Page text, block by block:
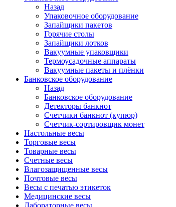
Назад
Упаковочное оборудование
Запайщики пакетов
Горячие столы
Запайщики лотков
Вакуумные упаковщики
Термоусадочные аппараты
Вакуумные пакеты и плёнки
Банковское оборудование
Назад
Банковское оборудование
Детекторы банкнот
Cчетчики банкнот (купюр)
Счетчик-сортировщик монет
Настольные весы
Торговые весы
Товарные весы
Счетные весы
Влагозащищенные весы
Почтовые весы
Весы с печатью этикеток
Медицинские весы
Лабораторные весы